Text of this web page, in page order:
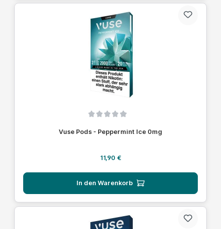
Vuse Pods - Peppermint Ice 0mg
Regulärer Preis:
11,90 €
In den Warenkorb